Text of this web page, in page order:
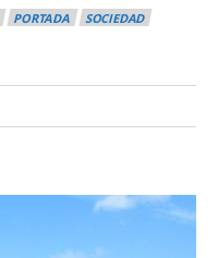
PORTADA
SOCIEDAD